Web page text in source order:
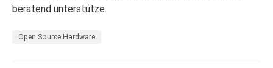
beratend unterstütze.
Open Source Hardware